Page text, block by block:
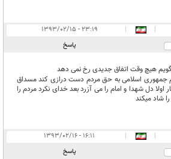
|
|
۲۳:۱۹ - ۱۳۹۳/۰۲/۱۵
پاسخ
بگویم هیچ وقت اتفاق جدیدی رخ نمی دهد
جمهوری اسلامی به حق مردم دست درازی کند مسداق
دل شهدا و امام را می آزرد بعد خدای نکرد مردم را
شاد میکند
|
|
۱۶:۱۱ - ۱۳۹۳/۰۲/۱۶
پاسخ